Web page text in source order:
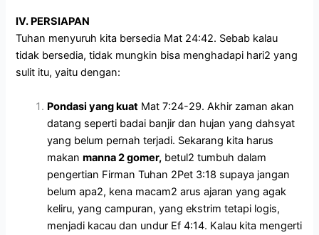
IV. PERSIAPAN
Tuhan menyuruh kita bersedia Mat 24:42. Sebab kalau
tidak bersedia, tidak mungkin bisa menghadapi hari2 yang
sulit itu, yaitu dengan:
Pondasi yang kuat Mat 7:24-29. Akhir zaman akan
datang seperti badai banjir dan hujan yang dahsyat
yang belum pernah terjadi. Sekarang kita harus
makanmanna 2 gomer, betul2 tumbuh dalam
pengertian Firman Tuhan 2Pet 3:18 supaya jangan
belum apa2, kena macam2 arus ajaran yang agak
keliru, yang campuran, yang ekstrim tetapi logis,
menjadi kacau dan undur Ef 4:14. Kalau kita mengerti